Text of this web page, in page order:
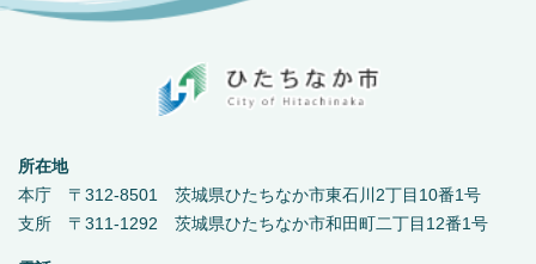
所在地
本庁 〒312-8501 茨城県ひたちなか市東石川2丁目10番1号
支所 〒311-1292 茨城県ひたちなか市和田町二丁目12番1号